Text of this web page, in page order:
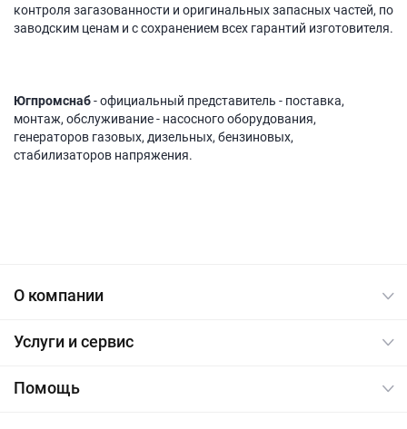
контроля загазованности и оригинальных запасных частей, по
заводским ценам и с сохранением всех гарантий изготовителя.
Югпромснаб- официальный представитель - поставка,
монтаж, обслуживание - насосного оборудования,
генераторов газовых, дизельных, бензиновых,
стабилизаторов напряжения.
О компании
Услуги и сервис
Помощь